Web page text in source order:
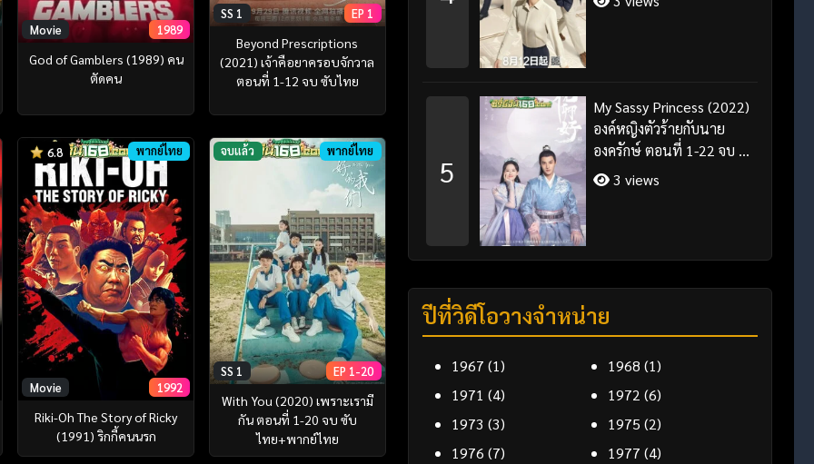
Movie 1989
God of Gamblers (1989) คน
ตัดคน
SS 1 EP 1
Beyond Prescriptions
(2021) เจ้าคือยาครอบจักวาล
ตอนที่ 1-12 จบ ซับไทย
6.8 พากย์ไทย
Movie 1992
Riki-Oh The Story of Ricky
(1991) ริกกี้คนนรก
จบแล้ว พากย์ไทย
SS 1 EP 1-20
With You (2020) เพราะเรามี
กัน ตอนที่ 1-20 จบ ซับ
ไทย+พากย์ไทย
5
My Sassy Princess (2022)
องค์หญิงตัวร้ายกับนาย
องครักษ์ ตอนที่ 1-22 จบ ซับ
ไทย3 views
ปีที่วิดีโอวางจำหน่าย
1967 (1) 1968 (1)
1971 (4) 1972 (6)
1973 (3) 1975 (2)
1976 (7) 1977 (4)